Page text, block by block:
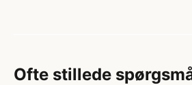
Ofte stillede